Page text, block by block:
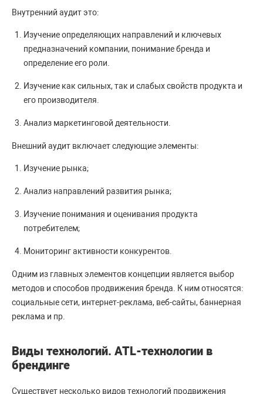
Внутренний аудит это:
Изучение определяющих направлений и ключевых
предназначений компании, понимание бренда и
определение его роли.
Изучение как сильных, так и слабых свойств продукта и
его производителя.
Анализ маркетинговой деятельности.
Внешний аудит включает следующие элементы:
Изучение рынка;
Анализ направлений развития рынка;
Изучение понимания и оценивания продукта
потребителем;
Мониторинг активности конкурентов.
Одним из главных элементов концепции является выбор
методов и способов продвижения бренда. К ним относятся:
социальные сети, интернет-реклама, веб-сайты, баннерная
реклама и пр.
Виды технологий. АТL-технологии в
брендинге
Существует несколько видов технологий продвижения